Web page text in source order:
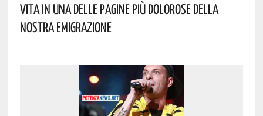
Vita In Una Delle Pagine Più Dolorose Della
Nostra Emigrazione